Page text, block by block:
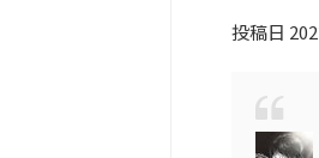
投稿日